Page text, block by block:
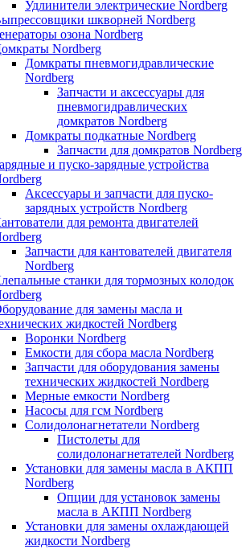
Удлинители электрические Nordberg
шкворней Nordberg
озона Nordberg
Nordberg
Домкраты пневмогидравлические
Nordberg
Запчасти и аксессуары для
пневмогидравлических
домкратов Nordberg
Домкраты подкатные Nordberg
Запчасти для домкратов Nordberg
и пуско-зарядные устройства
Аксессуары и запчасти для пуско-
зарядных устройств Nordberg
для ремонта двигателей
Запчасти для кантователей двигателя
Nordberg
станки для тормозных колодок
для замены масла и
жидкостей Nordberg
Воронки Nordberg
Емкости для сбора масла Nordberg
Запчасти для оборудования замены
технических жидкостей Nordberg
Мерные емкости Nordberg
Насосы для гсм Nordberg
Солидолонагнетатели Nordberg
Пистолеты для
солидолонагнетателей Nordberg
Установки для замены масла в АКПП
Nordberg
Опции для установок замены
масла в АКПП Nordberg
Установки для замены охлаждающей
жидкости Nordberg